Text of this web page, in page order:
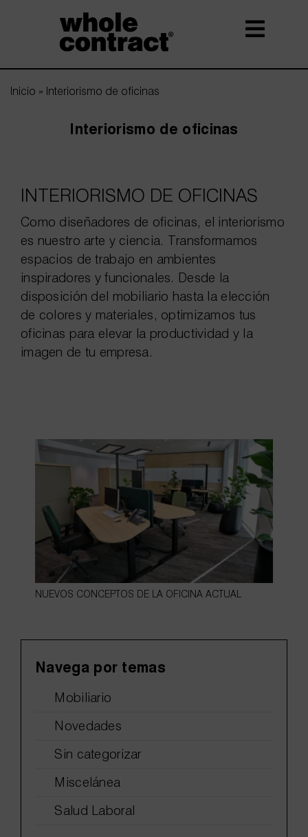
Inicio » Interiorismo de oficinas
Interiorismo de oficinas
INTERIORISMO DE OFICINAS
Como diseñadores de oficinas, el interiorismo
es nuestro arte y ciencia. Transformamos
espacios de trabajo en ambientes
inspiradores y funcionales. Desde la
disposición del mobiliario hasta la elección
de colores y materiales, optimizamos tus
oficinas para elevar la productividad y la
imagen de tu empresa.
NUEVOS CONCEPTOS DE LA OFICINA ACTUAL
Navega por temas
Mobiliario
Novedades
Sin categorizar
Miscelánea
Salud Laboral